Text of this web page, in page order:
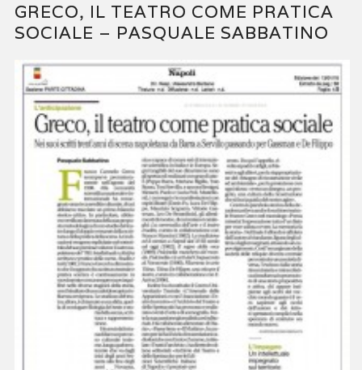
GRECO, IL TEATRO COME PRATICA
SOCIALE – PASQUALE SABBATINO